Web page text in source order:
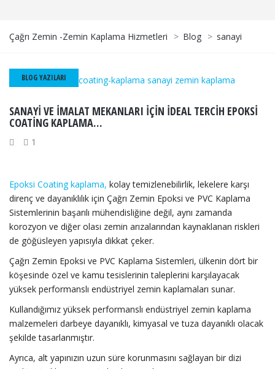
Çağrı Zemin -Zemin Kaplama Hizmetleri > Blog > sanayi
BLOG YAZILARI
SANAYI VE İMALAT MEKANLARI IÇIN IDEAL TERCIH EPOKSİ
COATİNG KAPLAMA…
1
Epoksi Coating kaplama, kolay temizlenebilirlik, lekelere karşı
direnç ve dayanıklılık için Çağrı Zemin Epoksi ve PVC Kaplama
Sistemlerinin başarılı mühendisliğine değil, aynı zamanda
korozyon ve diğer olası zemin arızalarından kaynaklanan riskleri
de göğüsleyen yapısıyla dikkat çeker.
Çağrı Zemin Epoksi ve PVC Kaplama Sistemleri, ülkenin dört bir
köşesinde özel ve kamu tesislerinin taleplerini karşılayacak
yüksek performanslı endüstriyel zemin kaplamaları sunar.
Kullandığımız yüksek performanslı endüstriyel zemin kaplama
malzemeleri darbeye dayanıklı, kimyasal ve tuza dayanıklı olacak
şekilde tasarlanmıştır.
Ayrıca, alt yapınızın uzun süre korunmasını sağlayan bir dizi